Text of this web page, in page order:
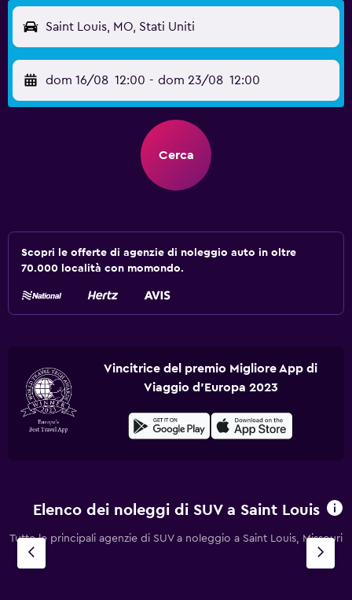
Saint Louis, MO, Stati Uniti
dom 16/08 12:00 - dom 23/08 12:00
Cerca
Scopri le offerte di agenzie di noleggio auto in oltre
70.000 località con momondo.
Vincitrice del premio Migliore App di
Viaggio d'Europa 2023
Elenco dei noleggi di SUV a Saint Louis
Tutte le principali agenzie di SUV a noleggio a Saint Louis, Missouri